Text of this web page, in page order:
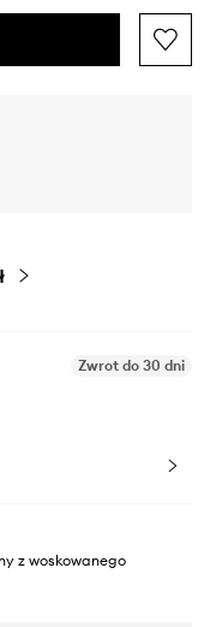
Zwrot do 30 dni
z woskowanego